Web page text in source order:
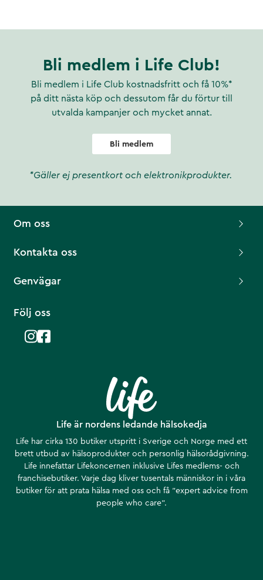
Bli medlem i Life Club!
Bli medlem i Life Club kostnadsfritt och få 10%*
på ditt nästa köp och dessutom får du förtur till
utvalda kampanjer och mycket annat.
Bli medlem
*Gäller ej presentkort och elektronikprodukter.
Life är nordens ledande hälsokedja
Life har cirka 130 butiker utspritt i Sverige och Norge med ett
brett utbud av hälsoprodukter och personlig hälsorådgivning.
Life innefattar Lifekoncernen inklusive Lifes medlems- och
franchisebutiker. Varje dag kliver tusentals människor in i våra
butiker för att prata hälsa med oss och få ”expert advice from
people who care”.
Om oss
Kontakta oss
Genvägar
Följ oss